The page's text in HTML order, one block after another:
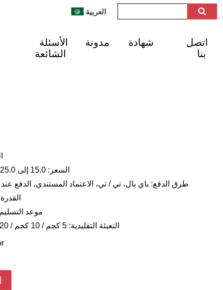
العربية
الأسئلة
الشائعة
مدونة شهادة
اتصل
بنا
السعر: 15.0 إلى 25.0 دولار أمريكي للكيلوغرام
طرق الدفع: باي بال، تي / تي، الاعتماد المستندي، الدفع عند
القدرة
موعد التسليم: من 1 إلى 3
التعبئة التقليدية: 5 كجم / 10 كجم / 20 كجم / 25 كجم / 30 كجم